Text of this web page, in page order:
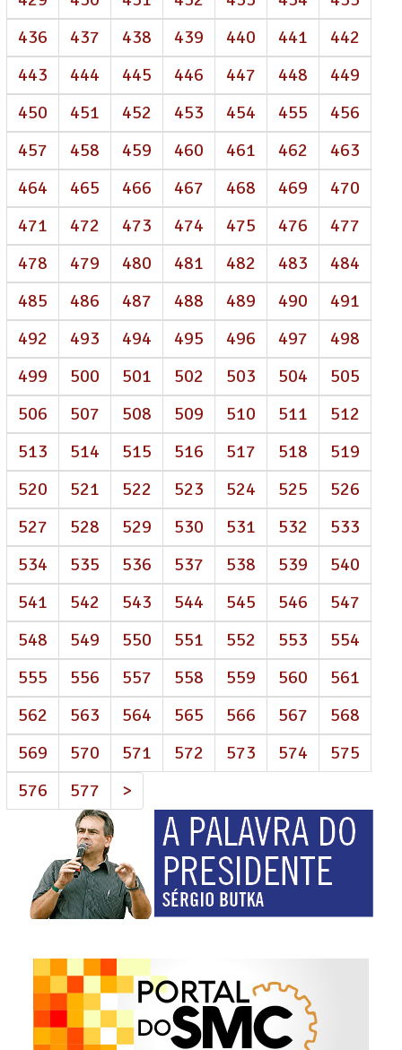
436
437 438 439 440 441
442
443
444 445 446 447 448
449
450
451 452 453 454 455
456
457
458 459 460 461 462
463
464
465 466 467 468 469
470
471
472 473 474 475 476
477
478
479 480 481 482 483
484
485
486 487 488 489 490
491
492
493 494 495 496 497
498
499
500 501 502 503 504
505
506
507 508 509 510 511
512
513
514 515 516 517 518
519
520
521 522 523 524 525
526
527
528 529 530 531 532
533
534
535 536 537 538 539
540
541
542 543 544 545 546
547
548
549 550 551 552 553
554
555
556 557 558 559 560
561
562
563 564 565 566 567
568
569
570 571 572 573 574
575
576
577 >